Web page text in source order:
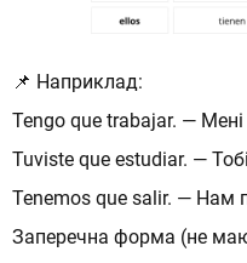
📌 Наприклад:
Tengo que trabajar. —
Tuviste que estudiar. —
Tenemos que salir. — Нам
Заперечна форма (не